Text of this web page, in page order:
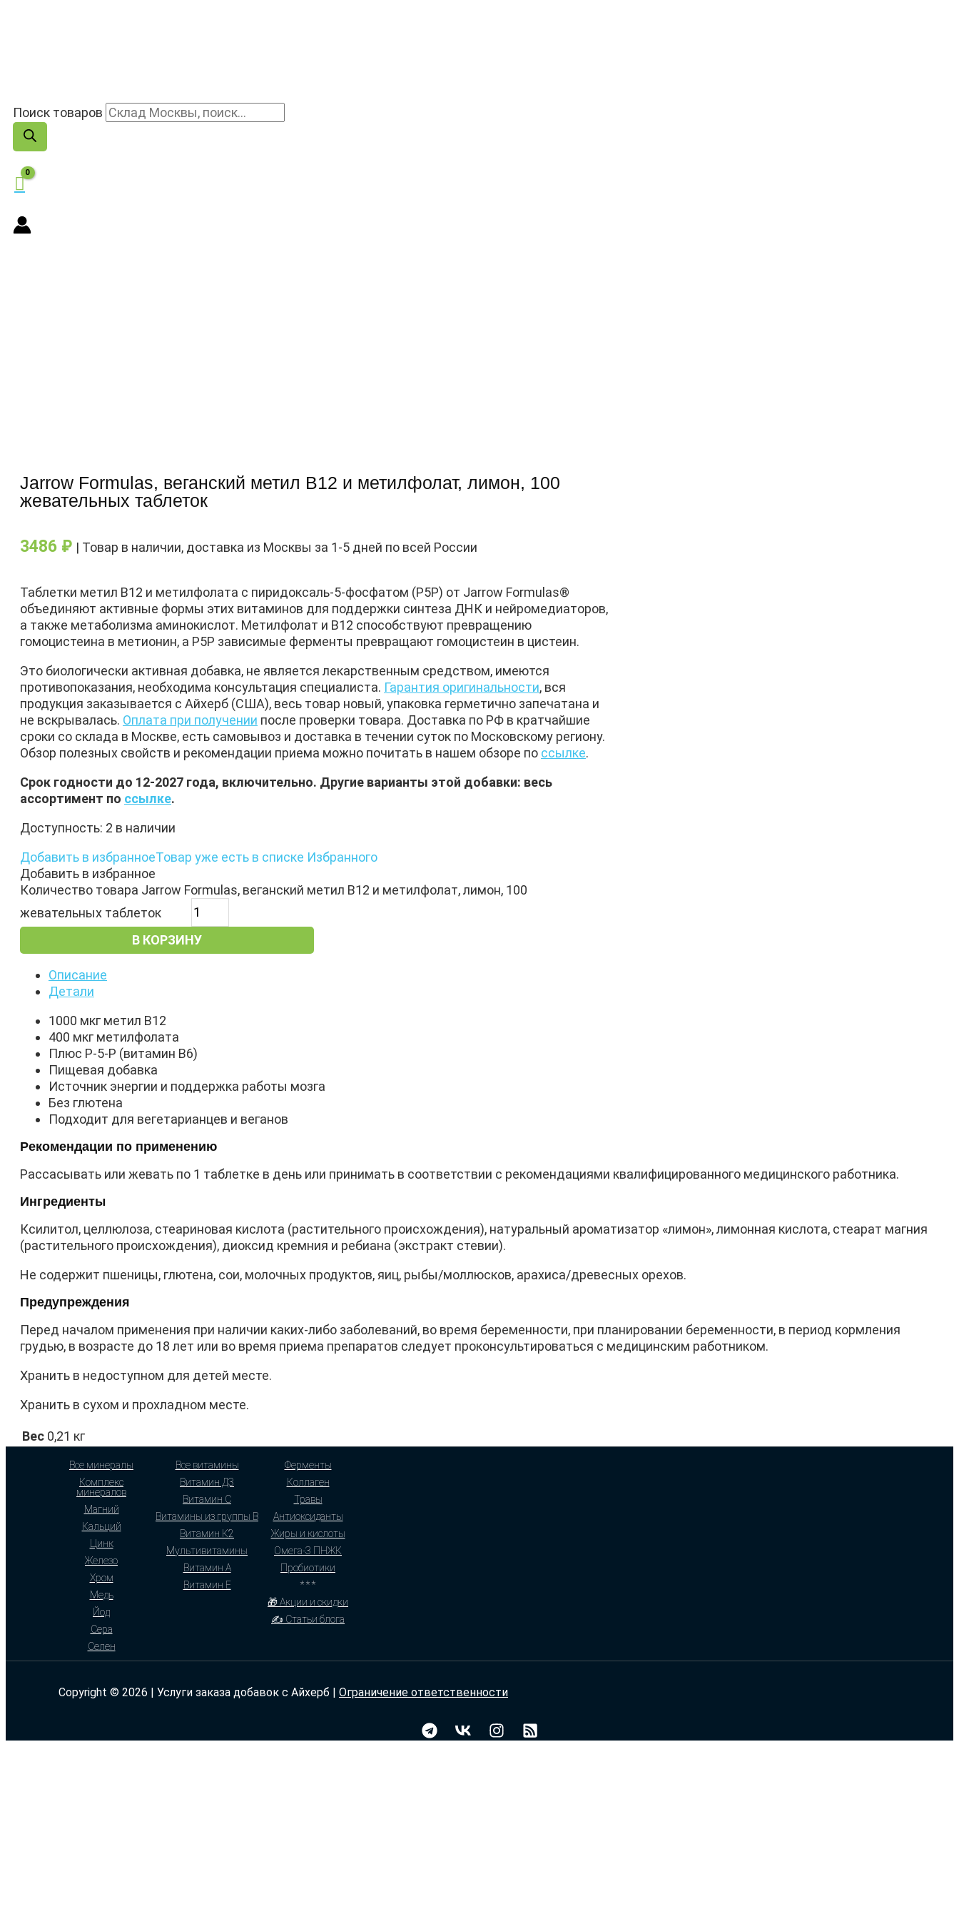
Поиск товаров
Jarrow Formulas, веганский метил B12 и метилфолат, лимон, 100
жевательных таблеток
3486 ₽ | Товар в наличии, доставка из Москвы за 1-5 дней по всей России
Таблетки метил В12 и метилфолата с пиридоксаль-5-фосфатом (P5P) от Jarrow Formulas®
объединяют активные формы этих витаминов для поддержки синтеза ДНК и нейромедиаторов,
а также метаболизма аминокислот. Метилфолат и B12 способствуют превращению
гомоцистеина в метионин, а P5P зависимые ферменты превращают гомоцистеин в цистеин.
Это биологически активная добавка, не является лекарственным средством, имеются
противопоказания, необходима консультация специалиста. Гарантия оригинальности, вся
продукция заказывается с Айхерб (США), весь товар новый, упаковка герметично запечатана и
не вскрывалась. Оплата при получении после проверки товара. Доставка по РФ в кратчайшие
сроки со склада в Москве, есть самовывоз и доставка в течении суток по Московскому региону.
Обзор полезных свойств и рекомендации приема можно почитать в нашем обзоре по ссылке.
Срок годности до 12-2027 года, включительно. Другие варианты этой добавки: весь
ассортимент по ссылке.
Доступность: 2 в наличии
Добавить в избранноеТовар уже есть в списке Избранного
Добавить в избранное
Количество товара Jarrow Formulas, веганский метил B12 и метилфолат, лимон, 100
жевательных таблеток
В КОРЗИНУ
Описание
Детали
1000 мкг метил B12
400 мкг метилфолата
Плюс P-5-P (витамин B6)
Пищевая добавка
Источник энергии и поддержка работы мозга
Без глютена
Подходит для вегетарианцев и веганов
Рекомендации по применению
Рассасывать или жевать по 1 таблетке в день или принимать в соответствии с рекомендациями квалифицированного медицинского работника.
Ингредиенты
Ксилитол, целлюлоза, стеариновая кислота (растительного происхождения), натуральный ароматизатор «лимон», лимонная кислота, стеарат магния
(растительного происхождения), диоксид кремния и ребиана (экстракт стевии).
Не содержит пшеницы, глютена, сои, молочных продуктов, яиц, рыбы/моллюсков, арахиса/древесных орехов.
Предупреждения
Перед началом применения при наличии каких-либо заболеваний, во время беременности, при планировании беременности, в период кормления
грудью, в возрасте до 18 лет или во время приема препаратов следует проконсультироваться с медицинским работником.
Хранить в недоступном для детей месте.
Хранить в сухом и прохладном месте.
Вес 0,21 кг
Все минералы
Комплекс
минералов
Магний
Кальций
Цинк
Железо
Хром
Медь
Йод
Сера
Селен
Все витамины
Витамин Д3
Витамин С
Витамины из группы В
Витамин К2
Мультивитамины
Витамин А
Витамин Е
Ферменты
Коллаген
Травы
Антиоксиданты
Жиры и кислоты
Омега-3 ПНЖК
Пробиотики
* * *
🎁 Акции и скидки
✍ Статьи блога
Copyright © 2026 | Услуги заказа добавок с Айхерб | Ограничение ответственности